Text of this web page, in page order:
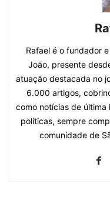
Rafael é o fundador
João, presente
atuação destacada no
6.000 artigos,
como notícias de última
políticas, sempre
comunidade de